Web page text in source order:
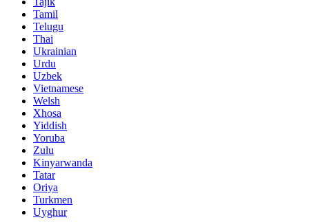
Tamil
Telugu
Thai
Ukrainian
Urdu
Uzbek
Vietnamese
Welsh
Xhosa
Yiddish
Yoruba
Zulu
Kinyarwanda
Tatar
Oriya
Turkmen
Uyghur